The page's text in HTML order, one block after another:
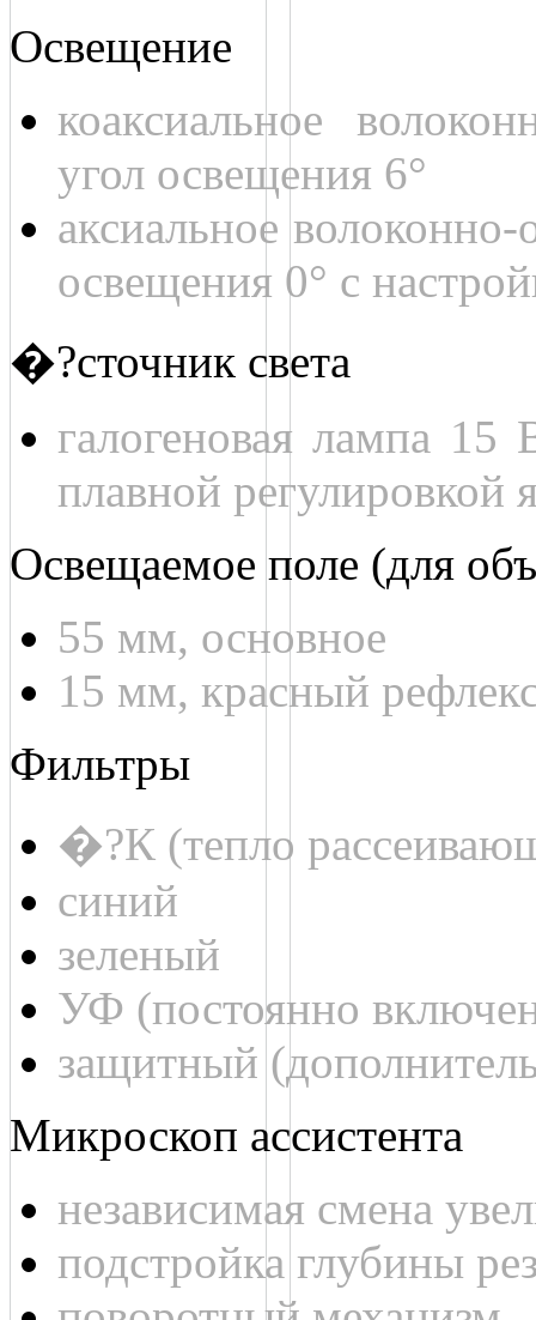
Освещение
коаксиальное
угол освещения 6°
аксиальное волоконно-
освещения 0° с
�?сточник света
галогеновая лампа
плавной регулировкой
Освещаемое поле (для
55 мм, основное
15 мм, красный
Фильтры
�?К (тепло
синий
зеленый
УФ (постоянно
защитный
Микроскоп ассистента
независимая смена
подстройка глубины